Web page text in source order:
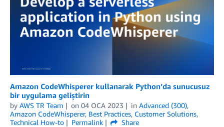
Amazon CodeWhisperer kullanarak Python’da sunucusuz
bir uygulama geliştirin
by AWS TR Team on 04 OCA 2023 in Advanced (300),
Amazon CodeWhisperer, Best Practices, Customer Solutions,
Technical How-to
Permalink
Share